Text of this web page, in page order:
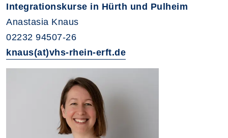
Integrationskurse in Hürth und Pulheim
Anastasia Knaus
02232 94507-26
knaus(at)vhs-rhein-erft.de